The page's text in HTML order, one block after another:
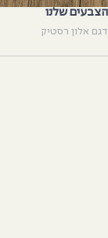
הצבעים שלנו
דגם אלון רסטיק